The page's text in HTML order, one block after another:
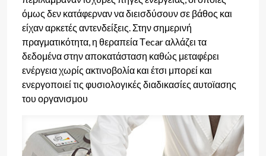
όμως δεν κατάφερναν να διεισδύσουν σε βάθος και
είχαν αρκετές αντενδείξεις. Στην σημερινή
πραγματικότητα, η θεραπείαΤecarαλλάζει τα
δεδομένα στην αποκατάσταση καθώς μεταφέρει
ενέργεια χωρίς ακτινοβολία και έτσι μπορεί και
ενεργοποιεί τις φυσιολογικές διαδικασίες αυτοϊασης
του οργανισμου